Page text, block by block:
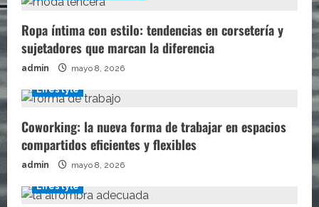
Ropa íntima con estilo: tendencias en corsetería y
sujetadores que marcan la diferencia
admin mayo 8, 2026
Lifestyle
Coworking: la nueva forma de trabajar en espacios
compartidos eficientes y flexibles
admin mayo 8, 2026
Lifestyle